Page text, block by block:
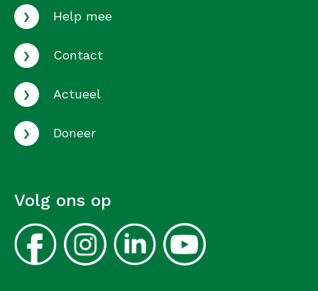
› Help mee
› Contact
› Actueel
› Doneer
Volg ons op